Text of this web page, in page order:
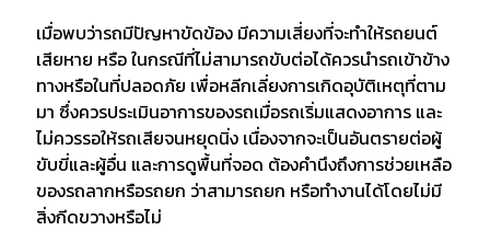
เมื่อพบว่ารถมีปัญหาขัดข้อง มีความเสี่ยงที่จะทำให้รถยนต์
เสียหาย หรือ ในกรณีที่ไม่สามารถขับต่อได้ควรนำรถเข้าข้าง
ทางหรือในที่ปลอดภัย เพื่อหลีกเลี่ยงการเกิดอุบัติเหตุที่ตาม
มา ซึ่งควรประเมินอาการของรถเมื่อรถเริ่มแสดงอาการ และ
ไม่ควรรอให้รถเสียจนหยุดนิ่ง เนื่องจากจะเป็นอันตรายต่อผู้
ขับขี่และผู้อื่น และการดูพื้นที่จอด ต้องคำนึงถึงการช่วยเหลือ
ของรถลากหรือรถยก ว่าสามารถยก หรือทำงานได้โดยไม่มี
สิ่งกีดขวางหรือไม่